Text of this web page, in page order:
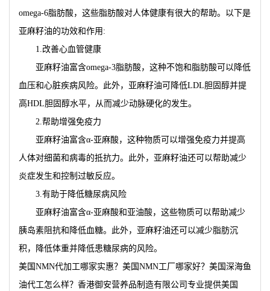
omega-6脂肪酸，这些脂肪酸对人体健康有很大的帮助。以下是
亚麻籽油的功效和作用:
1.改善心血管健康
亚麻籽油富含omega-3脂肪酸，这种不饱和脂肪酸可以降低
血压和心脏疾病风险。此外，亚麻籽油可降低LDL胆固醇并提
高HDL胆固醇水平，从而减少动脉硬化的发生。
2.帮助增强免疫力
亚麻籽油富含α-亚麻酸，这种物质可以增强免疫力并提高
人体对细菌和病毒的抵抗力。此外，亚麻籽油还可以帮助减少
炎症发生和控制过敏反应。
3.有助于降低糖尿病风险
亚麻籽油富含α-亚麻酸和亚油酸，这些物质可以帮助减少
胰岛素阻抗和降低血糖。此外，亚麻籽油还可以减少脂肪沉
积，降低体重并降低患糖尿病的风险。
美国NMN代加工哪家实惠？美国NMN工厂哪家好？美国深海鱼
油代工怎么样？香港御安营养品制造有限公司专业提供美国